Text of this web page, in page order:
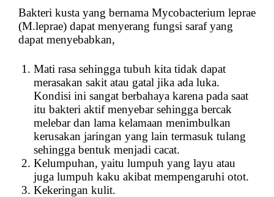
Bakteri kusta yang bernama Mycobacterium leprae
(M.leprae) dapat menyerang fungsi saraf yang
dapat menyebabkan,
Mati rasa sehingga tubuh kita tidak dapat
merasakan sakit atau gatal jika ada luka.
Kondisi ini sangat berbahaya karena pada saat
itu bakteri aktif menyebar sehingga bercak
melebar dan lama kelamaan menimbulkan
kerusakan jaringan yang lain termasuk tulang
sehingga bentuk menjadi cacat.
Kelumpuhan, yaitu lumpuh yang layu atau
juga lumpuh kaku akibat mempengaruhi otot.
Kekeringan kulit.